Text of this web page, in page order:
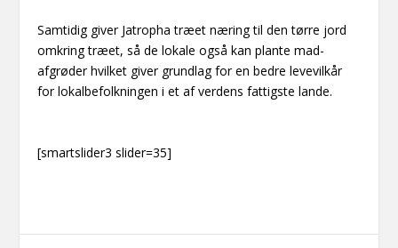
Samtidig giver Jatropha træet næring til den tørre jord
omkring træet, så de lokale også kan plante mad-
afgrøder hvilket giver grundlag for en bedre levevilkår
for lokalbefolkningen i et af verdens fattigste lande.
[smartslider3 slider=35]